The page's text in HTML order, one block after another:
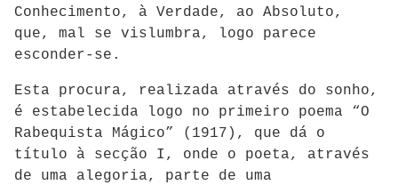
Conhecimento, à Verdade, ao Absoluto,
que, mal se vislumbra, logo parece
esconder-se.
Esta procura, realizada através do sonho,
é estabelecida logo no primeiro poema “O
Rabequista Mágico” (1917), que dá o
título à secção I, onde o poeta, através
de uma alegoria, parte de uma